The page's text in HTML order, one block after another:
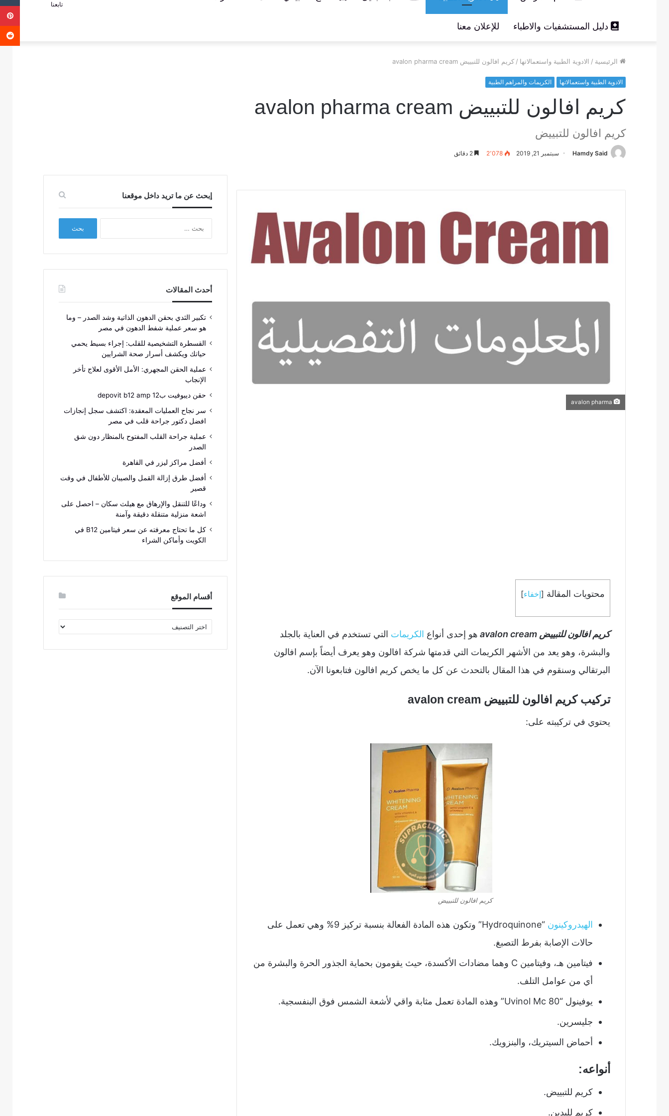
دليل المستشفيات والاطباء للإعلان معنا
تابعنا
الرئيسية / الادوية الطبية واستعمالاتها / كريم افالون للتبييض avalon pharma cream
الادوية الطبية واستعمالاتها الكريمات والمراهم الطبية
كريم افالون للتبييض avalon pharma cream
كريم افالون للتبييض
Hamdy Said سبتمبر 21, 2019 2٬078
محتويات المقالة [إخفاء]
كريم افالون للتبييض avalon cream هو إحدى أنواع الكريمات التي تستخدم في العناية بالجلد
والبشرة، وهو يعد من الأشهر الكريمات التي قدمتها شركة افالون وهو يعرف أيضاً بإسم افالون
البرتقالي وسنقوم في هذا المقال بالتحدث عن كل ما يخص كريم افالون فتابعونا الآن.
تركيب كريم افالون للتبييض avalon cream
يحتوي في تركيبته على:
كريم افالون للتبييض
الهيدروكينون
“Hydroquinone” وتكون هذه المادة الفعالة بنسبة تركيز 9% وهي تعمل على
حالات الإصابة بفرط التصبغ.
فيتامين هـ، وفيتامين C وهما مضادات الأكسدة، حيث يقومون بحماية الجذور الحرة والبشرة من
أي من عوامل التلف.
يوفينول “Uvinol Mc 80” وهذه المادة تعمل مثابة واقي لأشعة الشمس فوق البنفسجية.
جليسرين.
أحماض السيتريك، والبنزويك.
أنواعه:
كريم للتبييض.
كريم لليدين.
إبحث عن ما تريد داخل موقعنا
أحدث المقالات
تكبير الثدي بحقن الدهون الذاتية وشد الصدر – وما
هو سعر عملية شفط الدهون في مصر
القسطرة التشخيصية للقلب: إجراء بسيط يحمي
حياتك ويكشف أسرار صحة الشرايين
عملية الحقن المجهري: الأمل الأقوى لعلاج تأخر
الإنجاب
حقن ديبوفيت ب12 depovit b12 amp
سر نجاح العمليات المعقدة: اكتشف سجل إنجازات
افضل دكتور جراحة قلب في مصر
عملية جراحة القلب المفتوح بالمنظار دون شق
الصدر
أفضل مراكز ليزر في القاهرة
أفضل طرق إزالة القمل والصيبان للأطفال في وقت
قصير
وداعًا للتنقل والإرهاق مع هيلث سكان – احصل على
اشعة منزلية متنقلة دقيقة وآمنة
كل ما تحتاج معرفته عن سعر فيتامين B12 في
الكويت وأماكن الشراء
أقسام الموقع
أقسام
الموقع